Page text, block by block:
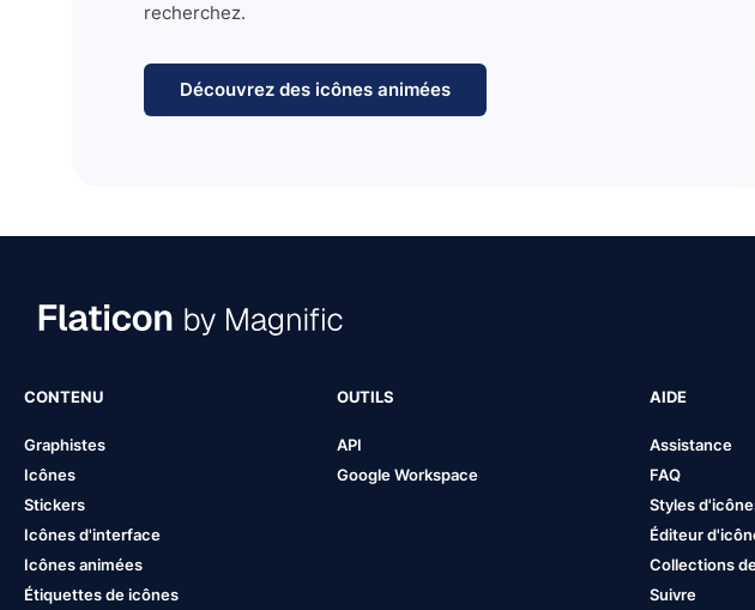
recherchez.
Découvrez des icônes animées
CONTENU
Graphistes
Icônes
Stickers
Icônes d'interface
Icônes animées
Étiquettes de icônes
OUTILS
API
Google Workspace
AIDE
Assistance
FAQ
Styles
Éditeur
Collections
Suivre